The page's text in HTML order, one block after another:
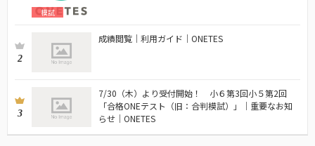
模試
2
成績閲覧｜利用ガイド｜ONETES
3
7/30（木）より受付開始！ 小６第3回小５第2回
「合格ONEテスト（旧：合判模試）」｜重要なお知
らせ｜ONETES